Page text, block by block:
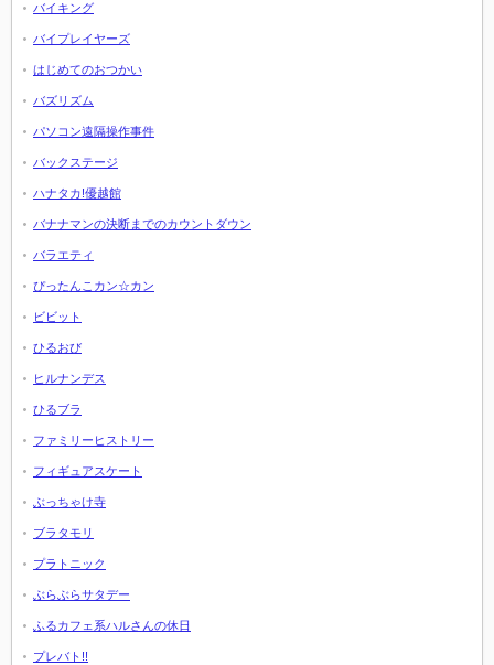
バイキング
バイプレイヤーズ
はじめてのおつかい
バズリズム
パソコン遠隔操作事件
バックステージ
ハナタカ!優越館
バナナマンの決断までのカウントダウン
バラエティ
ぴったんこカン☆カン
ビビット
ひるおび
ヒルナンデス
ひるブラ
ファミリーヒストリー
フィギュアスケート
ぶっちゃけ寺
ブラタモリ
プラトニック
ぶらぶらサタデー
ふるカフェ系ハルさんの休日
プレバト!!